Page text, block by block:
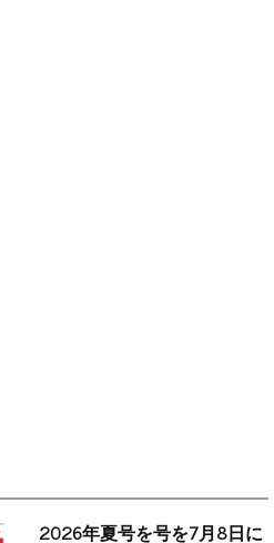
2026年夏号を号を7月8日に